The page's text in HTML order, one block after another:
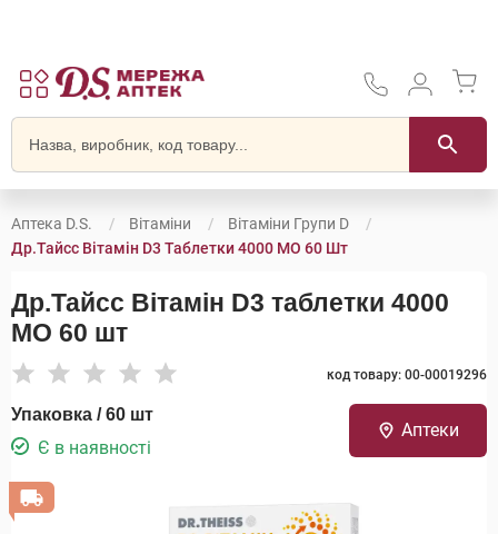
Аптека D.S. Вітаміни
Вітаміни Групи D
Др.Тайсс Вітамін D3 Таблетки 4000 МО 60 Шт
Др.Тайсс Вітамін D3 таблетки 4000
МО 60 шт
код товару: 00-00019296
Упаковка / 60 шт
Є в наявності
Аптеки